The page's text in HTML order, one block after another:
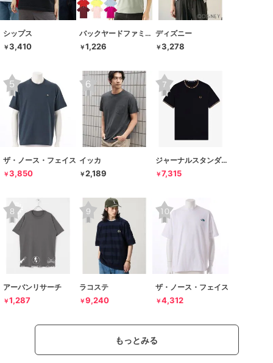
シップス
￥3,410
バックヤードファミリー
￥1,226
ディズニー
￥3,278
ザ・ノース・フェイス
￥3,850
イッカ
￥2,189
ジャーナルスタンダード レリューム
￥7,315
アーバンリサーチ
￥1,287
ラコステ
￥9,240
ザ・ノース・フェイス
￥4,312
もっとみる